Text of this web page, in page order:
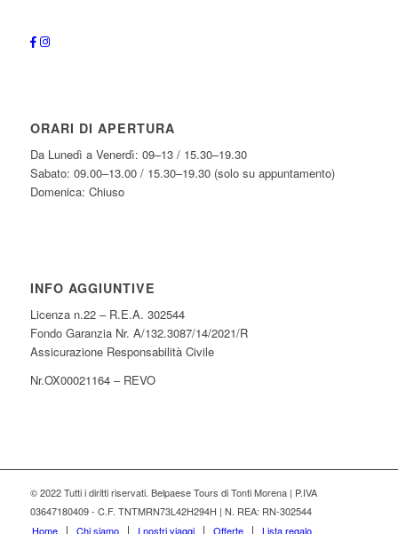
ORARI DI APERTURA
Da Lunedì a Venerdì: 09–13 / 15.30–19.30
Sabato: 09.00–13.00 / 15.30–19.30 (solo su appuntamento)
Domenica: Chiuso
INFO AGGIUNTIVE
Licenza n.22 – R.E.A. 302544
Fondo Garanzia Nr. A/132.3087/14/2021/R
Assicurazione Responsabilità Civile
Nr.OX00021164 – REVO
© 2022 Tutti i diritti riservati. Belpaese Tours di Tonti Morena | P.IVA
03647180409 - C.F. TNTMRN73L42H294H | N. REA: RN-302544
Home
Chi siamo I nostri viaggi Offerte Lista regalo